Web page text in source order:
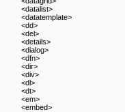
<datalist>
<datatemplate>
<dd>
<del>
<details>
<dialog>
<dfn>
<dir>
<div>
<dl>
<dt>
<em>
<embed>